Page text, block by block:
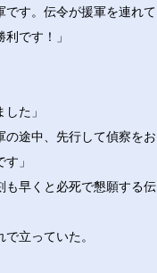
す。伝令が援軍を連れて
です！」
た」
途中、先行して偵察をお
」
早くと必死で懇願する伝
立っていた。